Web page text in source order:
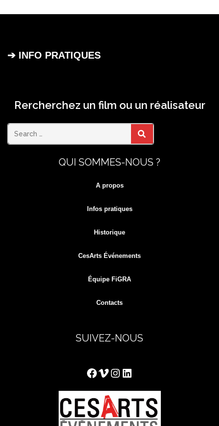
➔ INFO PRATIQUES
Rercherchez un film ou un réalisateur
Search SEARCH
QUI SOMMES-NOUS ?
A propos
Infos pratiques
Historique
CesArts Événements
Équipe FiGRA
Contacts
SUIVEZ-NOUS
Facebook
Vimeo
Instagram
LinkedIn